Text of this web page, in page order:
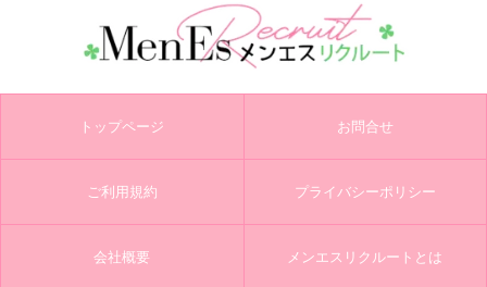
トップページ お問合せ
ご利用規約 プライバシーポリシー
会社概要 メンエスリクルートとは